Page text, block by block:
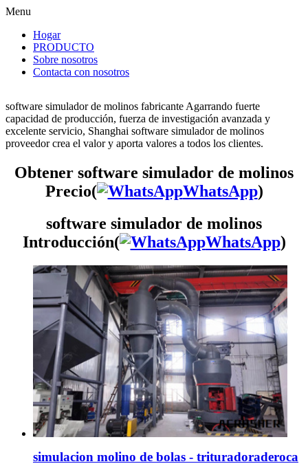
Menu
Hogar
PRODUCTO
Sobre nosotros
Contacta con nosotros
software simulador de molinos fabricante Agarrando fuerte
capacidad de producción, fuerza de investigación avanzada y
excelente servicio, Shanghai software simulador de molinos
proveedor crea el valor y aporta valores a todos los clientes.
Obtener software simulador de molinos
Precio(
WhatsApp)
software simulador de molinos
Introducción(
WhatsApp)
simulacion molino de bolas - trituradoraderoca